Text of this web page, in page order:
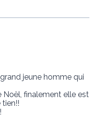
jeune homme qui
Noël, finalement elle est
tien!!